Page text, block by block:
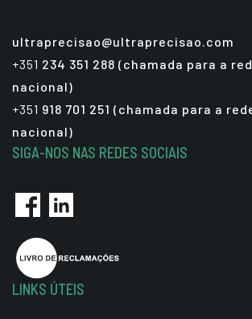
ultraprecisao@ultraprecisao.com
+351 234 351 288 (chamada para a
nacional)
+351 918 701 251 (chamada para a
nacional)
SIGA-NOS NAS REDES SOCIAIS
LINKS ÚTEIS